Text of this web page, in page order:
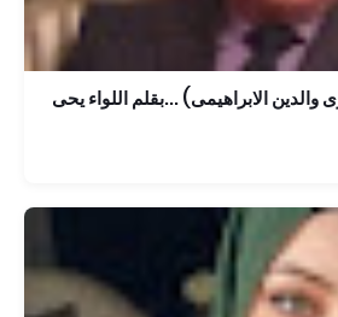
الابراهيمى) ...بقلم اللواء يحى